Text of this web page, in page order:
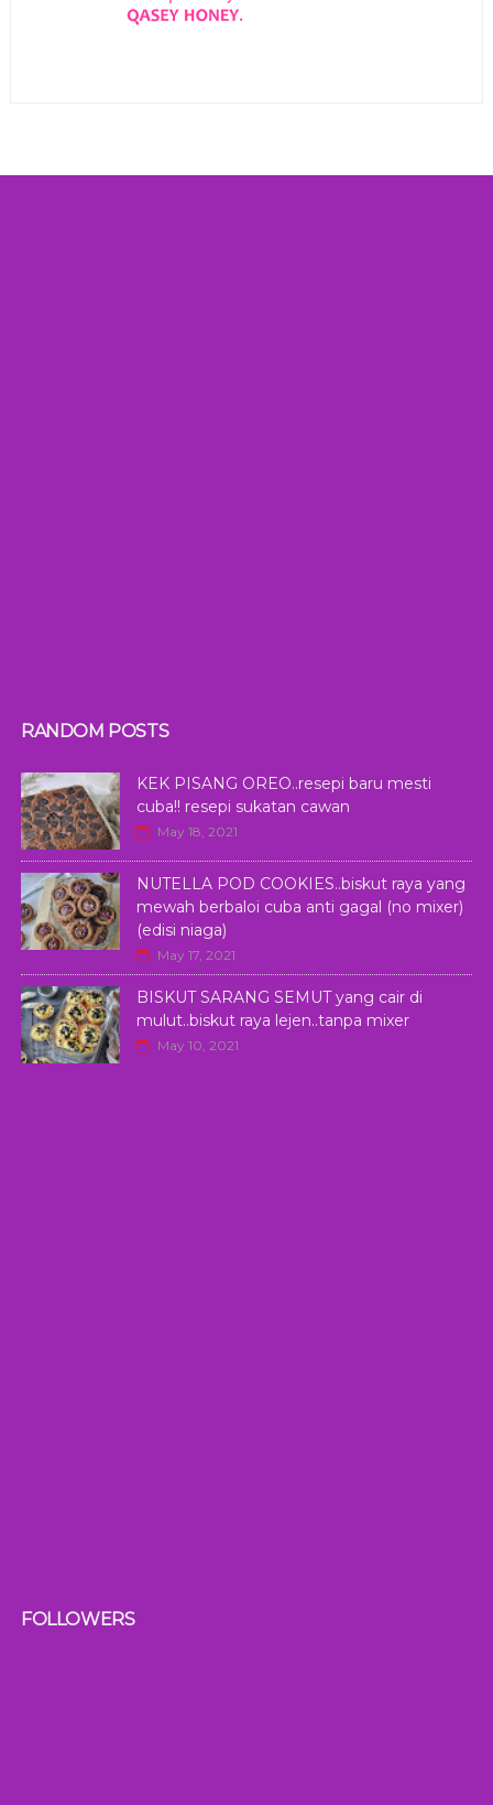
RANDOM POSTS
KEK PISANG OREO..resepi baru mesti
cuba!! resepi sukatan cawan
May 18, 2021
NUTELLA POD COOKIES..biskut raya yang
mewah berbaloi cuba anti gagal (no mixer)
(edisi niaga)
May 17, 2021
BISKUT SARANG SEMUT yang cair di
mulut..biskut raya lejen..tanpa mixer
May 10, 2021
FOLLOWERS